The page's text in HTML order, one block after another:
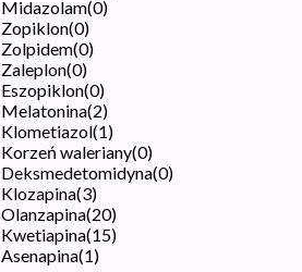
Midazolam(0)
Zopiklon(0)
Zolpidem(0)
Zaleplon(0)
Eszopiklon(0)
Melatonina(2)
Klometiazol(1)
Korzeń waleriany(0)
Deksmedetomidyna(0)
Klozapina(3)
Olanzapina(20)
Kwetiapina(15)
Asenapina(1)